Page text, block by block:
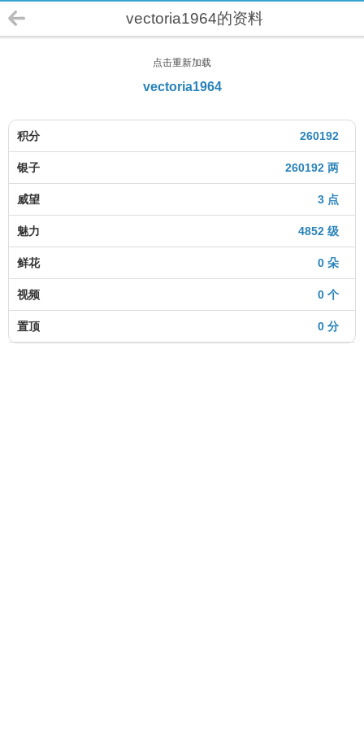
vectoria1964的资料
点击重新加载
vectoria1964
260192
积分
260192 两
银子
3 点
威望
4852 级
魅力
0 朵
鲜花
0 个
视频
0 分
置顶